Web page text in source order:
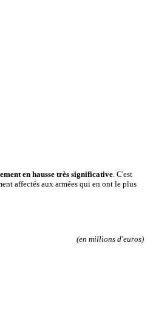
en hausse très significative. C'est
affectés aux armées qui en ont le plus
(en millions d'euros)